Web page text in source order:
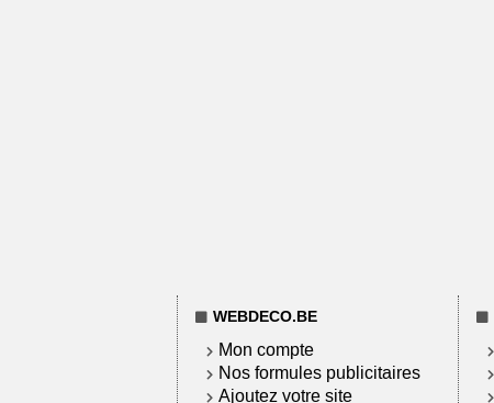
WEBDECO.BE
Mon compte
Nos formules publicitaires
Ajoutez votre site